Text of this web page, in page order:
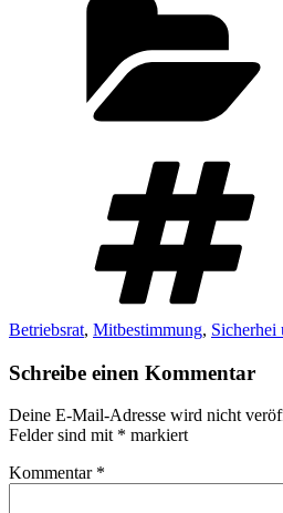
Betriebsrat, Mitbestimmung, Sicherhei
Schreibe einen Kommentar
Deine E-Mail-Adresse wird nicht
Felder sind mit * markiert
Kommentar *